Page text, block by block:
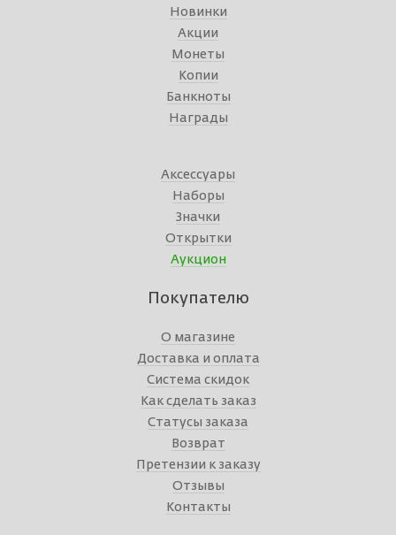
Новинки
Акции
Монеты
Копии
Банкноты
Награды
Аксессуары
Наборы
Значки
Открытки
Аукцион
Покупателю
О магазине
Доставка и оплата
Система скидок
Как сделать заказ
Статусы заказа
Возврат
Претензии к заказу
Отзывы
Контакты